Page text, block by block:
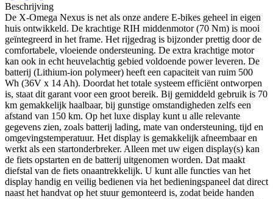
Beschrijving
De X-Omega Nexus is net als onze andere E-bikes geheel in eigen
huis ontwikkeld. De krachtige RIH middenmotor (70 Nm) is mooi
geïntegreerd in het frame. Het rijgedrag is bijzonder prettig door de
comfortabele, vloeiende ondersteuning. De extra krachtige motor
kan ook in echt heuvelachtig gebied voldoende power leveren. De
batterij (Lithium-ion polymeer) heeft een capaciteit van ruim 500
Wh (36V x 14 Ah). Doordat het totale systeem efficiënt ontworpen
is, staat dit garant voor een groot bereik. Bij gemiddeld gebruik is 70
km gemakkelijk haalbaar, bij gunstige omstandigheden zelfs een
afstand van 150 km. Op het luxe display kunt u alle relevante
gegevens zien, zoals batterij lading, mate van ondersteuning, tijd en
omgevingstemperatuur. Het display is gemakkelijk afneembaar en
werkt als een startonderbreker. Alleen met uw eigen display(s) kan
de fiets opstarten en de batterij uitgenomen worden. Dat maakt
diefstal van de fiets onaantrekkelijk. U kunt alle functies van het
display handig en veilig bedienen via het bedieningspaneel dat direct
naast het handvat op het stuur gemonteerd is, zodat beide handen